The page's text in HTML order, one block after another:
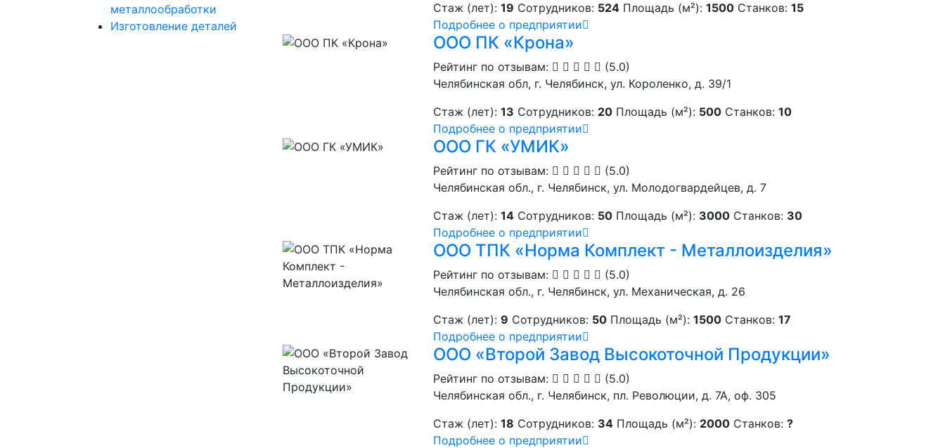
металлообработки
Изготовление деталей
Стаж (лет): 19 Сотрудников: 524 Площадь (м²): 1500 Станков: 15
Подробнее о предприятии
ООО ПК «Крона»
Рейтинг по отзывам:
(5.0)
Челябинская обл, г. Челябинск, ул. Короленко, д. 39/1
Стаж (лет): 13 Сотрудников: 20 Площадь (м²): 500 Станков: 10
Подробнее о предприятии
ООО ГК «УМИК»
Рейтинг по отзывам:
(5.0)
Челябинская обл., г. Челябинск, ул. Молодогвардейцев, д. 7
Стаж (лет): 14 Сотрудников: 50 Площадь (м²): 3000 Станков: 30
Подробнее о предприятии
ООО ТПК «Норма Комплект - Металлоизделия»
Рейтинг по отзывам:
(5.0)
Челябинская обл., г. Челябинск, ул. Механическая, д. 26
Стаж (лет): 9 Сотрудников: 50 Площадь (м²): 1500 Станков: 17
Подробнее о предприятии
ООО «Второй Завод Высокоточной Продукции»
Рейтинг по отзывам:
(5.0)
Челябинская обл., г. Челябинск, пл. Революции, д. 7А, оф. 305
Стаж (лет): 18 Сотрудников: 34 Площадь (м²): 2000 Станков: ?
Подробнее о предприятии